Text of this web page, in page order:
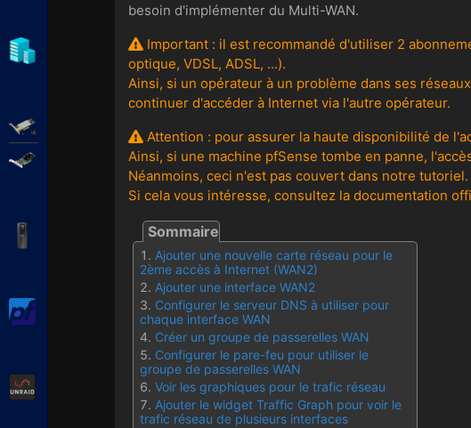
Broadcom MegaRAID
APC Back-UPS Pro
besoin d'implémenter du Multi-WAN.
Important : il est recommandé d'utiliser 2
optique, VDSL, ADSL, ...).
Ainsi, si un opérateur à un problème dans ses
continuer d'accéder à Internet via l'autre opérateur.
Attention : pour assurer la haute disponibilité de
Ainsi, si une machine pfSense tombe en panne,
Néanmoins, ceci n'est pas couvert dans notre tutoriel.
Si cela vous intéresse, consultez la documentation
Ajouter une nouvelle carte réseau pour le
2ème accès à Internet (WAN2)
Ajouter une interface WAN2
Configurer le serveur DNS à utiliser pour
chaque interface WAN
Créer un groupe de passerelles WAN
Configurer le pare-feu pour utiliser le
groupe de passerelles WAN
Voir les graphiques pour le trafic réseau
Ajouter le widget Traffic Graph pour voir le
trafic réseau de plusieurs interfaces